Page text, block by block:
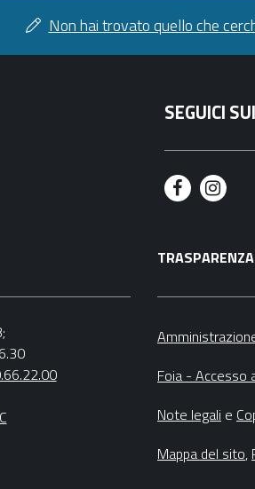
Non hai trovato quello che
SEGUICI
F
c
e
o
k
I
s
t
r
a
m
TRASPARENZA
Foia - Accesso
Note legali e
Mappa del sito,